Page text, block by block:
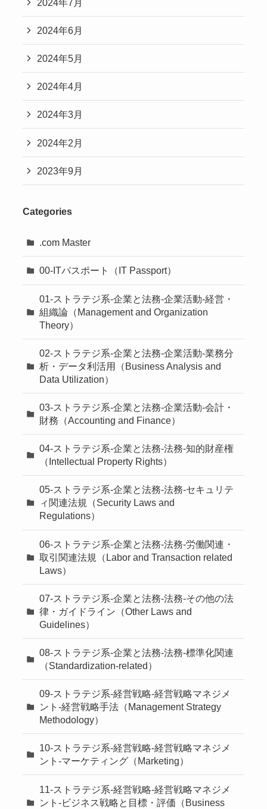
2024年6月
2024年5月
2024年4月
2024年3月
2024年2月
2023年9月
Categories
.com Master
00-ITパスポート（IT Passport）
01-ストラテジ系-企業と法務-企業活動-経営・
組織論（Management and Organization
Theory）
02-ストラテジ系-企業と法務-企業活動-業務分
析・データ利活用（Business Analysis and
Data Utilization）
03-ストラテジ系-企業と法務-企業活動-会計・
財務（Accounting and Finance）
04-ストラテジ系-企業と法務-法務-知的財産権
（Intellectual Property Rights）
05-ストラテジ系-企業と法務-法務-セキュリテ
ィ関連法規（Security Laws and
Regulations）
06-ストラテジ系-企業と法務-法務-労働関連・
取引関連法規（Labor and Transaction related
Laws）
07-ストラテジ系-企業と法務-法務-その他の法
律・ガイドライン（Other Laws and
Guidelines）
08-ストラテジ系-企業と法務-法務-標準化関連
（Standardization-related）
09-ストラテジ系-経営戦略-経営戦略マネジメ
ント-経営戦略手法（Management Strategy
Methodology）
10-ストラテジ系-経営戦略-経営戦略マネジメ
ント-マーケティング（Marketing）
11-ストラテジ系-経営戦略-経営戦略マネジメ
ント-ビジネス戦略と目標・評価（Business